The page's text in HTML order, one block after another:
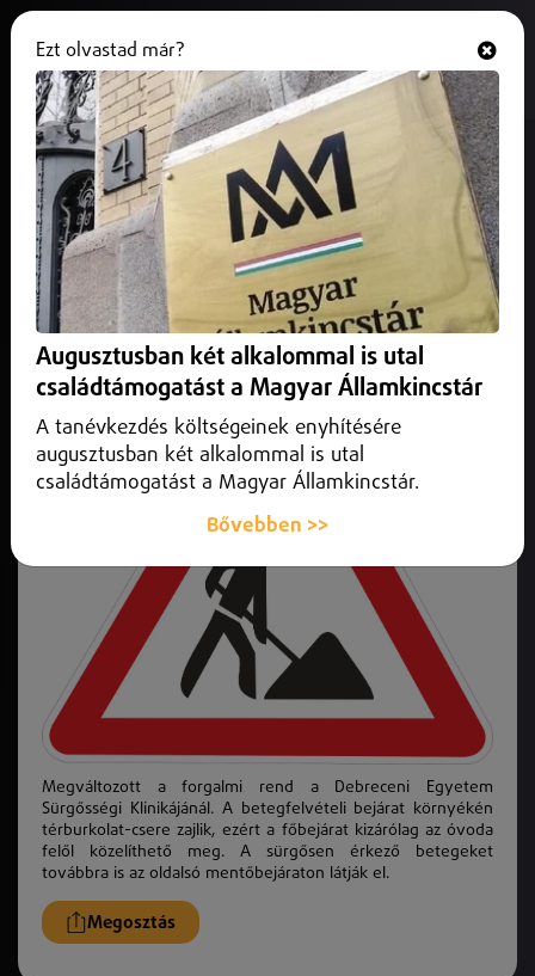
Forgalomkorlátozás a debreceni
klinikán
2025. augusztus 01. Debrecen
Megváltozott a forgalmi rend a Debreceni Egyetem
Megváltozott a forgalmi rend a Debreceni Egyetem
Sürgősségi Klinikájánál. A betegfelvételi bejárat környékén
térburkolat-csere zajlik, ezért a főbejárat kizárólag az óvoda
felől közelíthető meg. A sürgősen érkező betegeket
továbbra is az oldalsó mentőbejáraton látják el.
Megosztás
Ezt olvastad már?
Augusztusban két alkalommal is utal
családtámogatást a Magyar Államkincstár
A tanévkezdés költségeinek enyhítésére
augusztusban két alkalommal is utal
családtámogatást a Magyar Államkincstár.
Bővebben >>